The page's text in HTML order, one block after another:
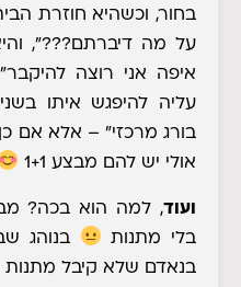
בחור, וכשהיא חוזרת
על מה דיברתם???",
איפה אני רוצה להיקבר"
עליה להיפגש איתו
בורג מרכזי" – אלא אם
אולי יש להם מבצע 1+1
ועוד, למה הוא בכה?
בלי מתנות
בנוהג
בנאדם שלא קיבל